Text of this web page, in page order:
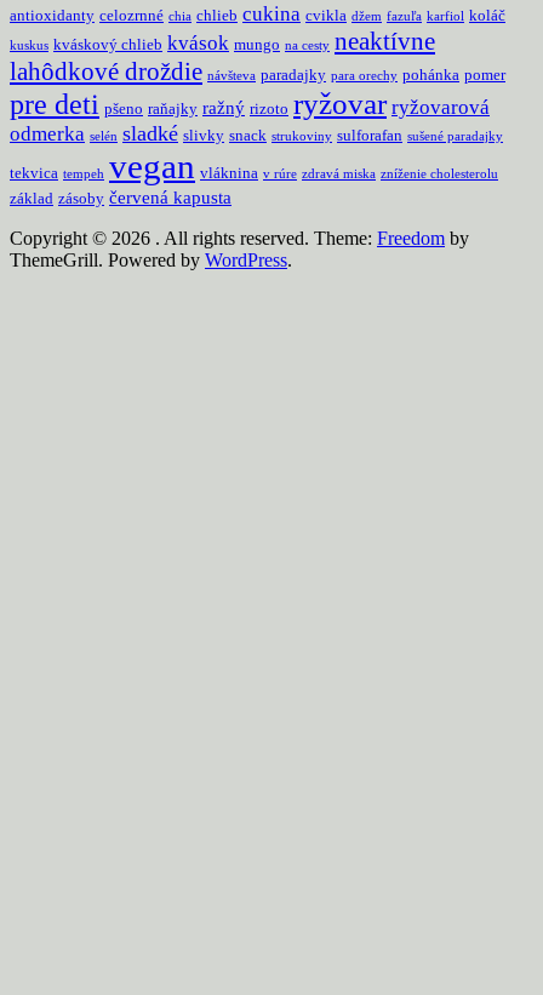
antioxidanty celozrnné chia chlieb cukina cvikla džem fazuľa karfiol koláč
kuskus kváskový chlieb kvások mungo na cesty neaktívne
lahôdkové droždie návšteva paradajky para orechy pohánka pomer
pre deti pšeno raňajky ražný rizoto ryžovar ryžovarová
odmerka selén sladké slivky snack strukoviny sulforafan sušené paradajky
tekvica tempeh vegan vláknina v rúre zdravá miska zníženie cholesterolu
základ zásoby červená kapusta
Copyright © 2026 . All rights reserved. Theme: Freedom by
ThemeGrill. Powered by WordPress.